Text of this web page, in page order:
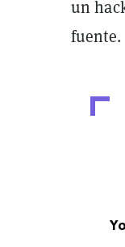
un
fuente.